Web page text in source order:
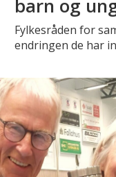
barn og
Fylkesråden for
endringen de har